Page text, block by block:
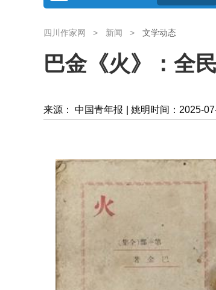
四川作家网 > 新闻 > 文学动态
巴金《火》：全
来源： 中国青年报 | 姚明时间：2025-